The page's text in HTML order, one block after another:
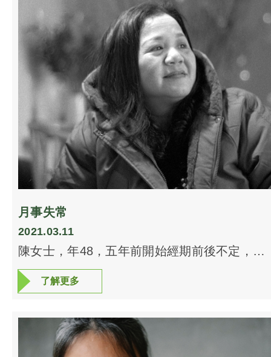
理療後，寒痰盡消，臉色好轉。 現在朱先生
每週繼續接受全身溫灸，補充元陽，強化機
能，準備以最佳狀態再度出山，懸壺濟世。
月事失常
2021.03.11
陳女士，年48，五年前開始經期前後不定，馬
上找中醫調理，扎針吃藥無數，經期反覆不
定。 陳女士深知女性絕經後會衰老得特別
成四季經。朋友勸她看西醫，再做驗血測試。
西醫斷定為更年期後期，建議服用荷爾蒙補充
劑來延緩絕經；但陳女士恐怕荷爾蒙藥物，會
了解更多
了解更多